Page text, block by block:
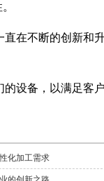
在不断的创新和
设备，以满足客
化加工需求